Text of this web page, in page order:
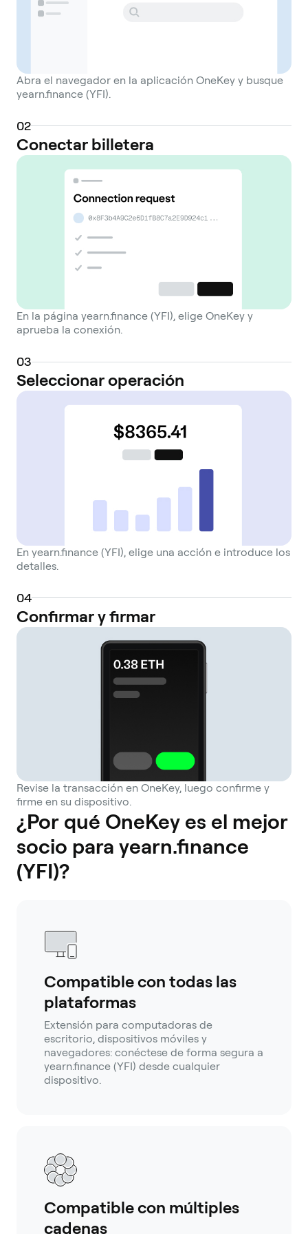
Abra el navegador en la aplicación OneKey y busque
yearn.finance (YFI).
02
Conectar billetera
En la página yearn.finance (YFI), elige OneKey y
aprueba la conexión.
03
Seleccionar operación
En yearn.finance (YFI), elige una acción e introduce los
detalles.
04
Confirmar y firmar
Revise la transacción en OneKey, luego confirme y
firme en su dispositivo.
¿Por qué OneKey es el mejor
socio para yearn.finance
(YFI)?
Compatible con todas las
plataformas
Extensión para computadoras de
escritorio, dispositivos móviles y
navegadores: conéctese de forma segura a
yearn.finance (YFI) desde cualquier
dispositivo.
Compatible con múltiples
cadenas